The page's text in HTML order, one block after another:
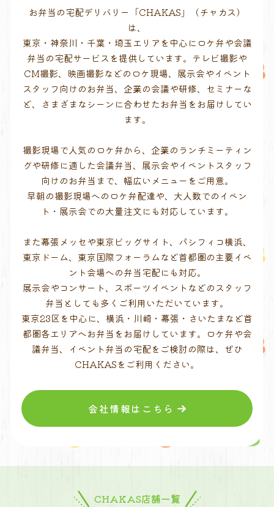
お弁当の宅配デリバリー「CHAKAS」（チャカス）
は、
東京・神奈川・千葉・埼玉エリアを中心にロケ弁や会議
弁当の宅配サービスを提供しています。テレビ撮影や
CM撮影、映画撮影などのロケ現場、展示会やイベント
スタッフ向けのお弁当、企業の会議や研修、セミナーな
ど、さまざまなシーンに合わせたお弁当をお届けしてい
ます。
撮影現場で人気のロケ弁から、企業のランチミーティン
グや研修に適した会議弁当、展示会やイベントスタッフ
向けのお弁当まで、幅広いメニューをご用意。
早朝の撮影現場へのロケ弁配達や、大人数でのイベン
ト・展示会での大量注文にも対応しています。
また幕張メッセや東京ビッグサイト、パシフィコ横浜、
東京ドーム、東京国際フォーラムなど首都圏の主要イベ
ント会場への弁当宅配にも対応。
展示会やコンサート、スポーツイベントなどのスタッフ
弁当としても多くご利用いただいています。
東京23区を中心に、横浜・川崎・幕張・さいたまなど首
都圏各エリアへお弁当をお届けしています。ロケ弁や会
議弁当、イベント弁当の宅配をご検討の際は、ぜひ
CHAKASをご利用ください。
会社情報はこちら
CHAKAS店舗一覧